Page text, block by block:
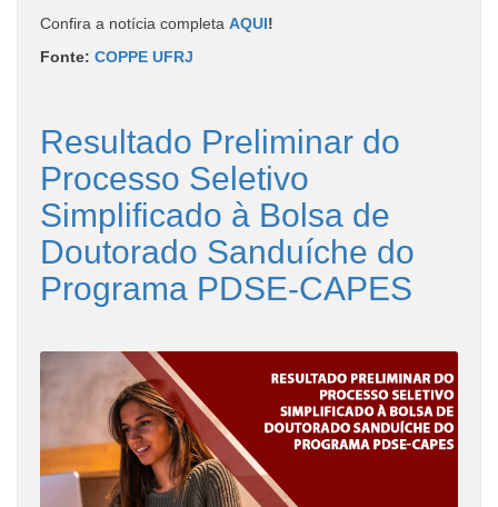
Confira a notícia completa AQUI!
Fonte: COPPE UFRJ
Resultado Preliminar do
Processo Seletivo
Simplificado à Bolsa de
Doutorado Sanduíche do
Programa PDSE-CAPES